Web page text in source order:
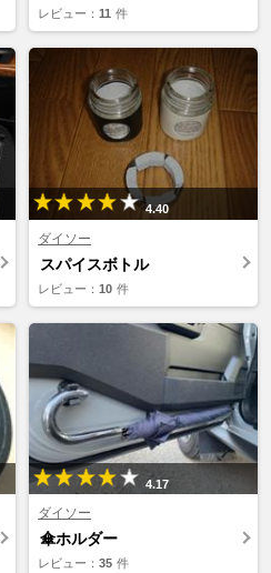
レビュー： 11 件
4.40
ダイソー
スパイスボトル
レビュー： 10 件
4.17
ダイソー
傘ホルダー
レビュー： 35 件